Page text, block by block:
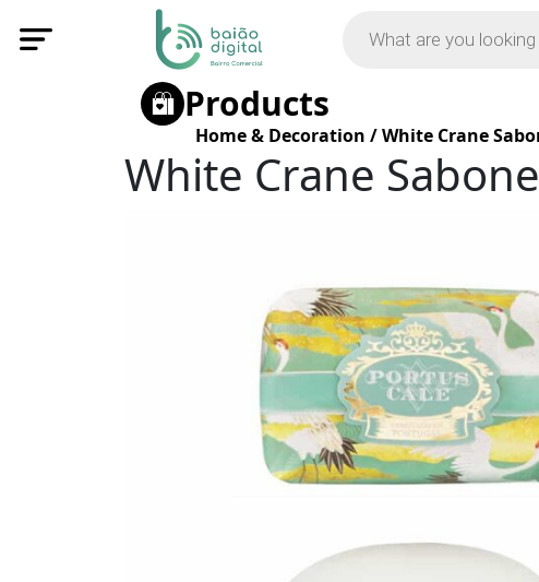
Products
Home & Decoration /White Crane
White Crane